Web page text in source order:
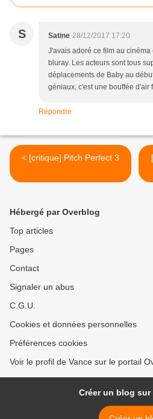
S Satine 28/12/2017 17:20
J'avais adoré ce film au
bluray. Les acteurs sont tous
déplacements de Baby au
géniaux, c'est une bouffée d'air
Répondre
< [critique] Pitch Perfect 3
Hébergé par Overblog
Top articles
Pages
Contact
Signaler un abus
C.G.U.
Cookies et données personnelles
Préférences cookies
Voir le profil de Vance sur le portail
Créer un blog sur